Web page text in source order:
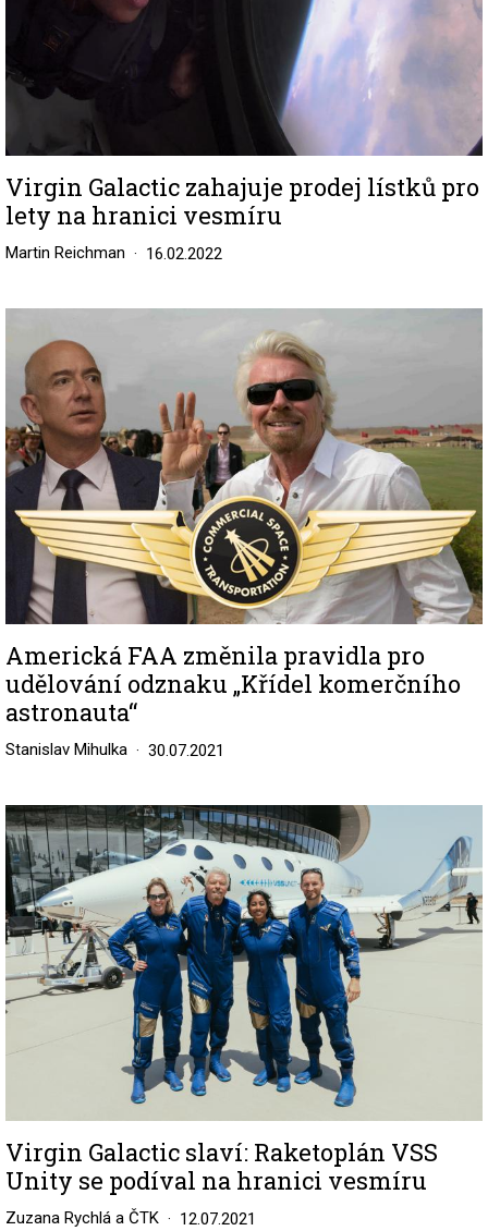
Virgin Galactic zahajuje prodej lístků pro
lety na hranici vesmíru
Martin Reichman 16.02.2022
Americká FAA změnila pravidla pro
udělování odznaku „Křídel komerčního
astronauta“
Stanislav Mihulka 30.07.2021
Image
Virgin Galactic slaví: Raketoplán VSS
Unity se podíval na hranici vesmíru
Zuzana Rychlá a ČTK 12.07.2021